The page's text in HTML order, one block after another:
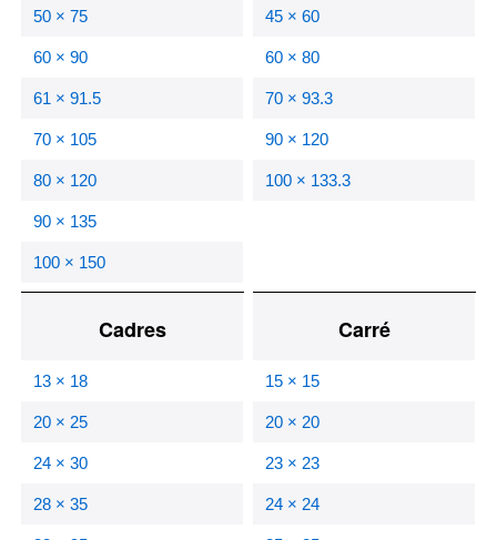
50 × 75
60 × 90
61 × 91.5
70 × 105
80 × 120
90 × 135
100 × 150
45 × 60
60 × 80
70 × 93.3
90 × 120
100 × 133.3
Cadres
13 × 18
20 × 25
24 × 30
28 × 35
Carré
15 × 15
20 × 20
23 × 23
24 × 24